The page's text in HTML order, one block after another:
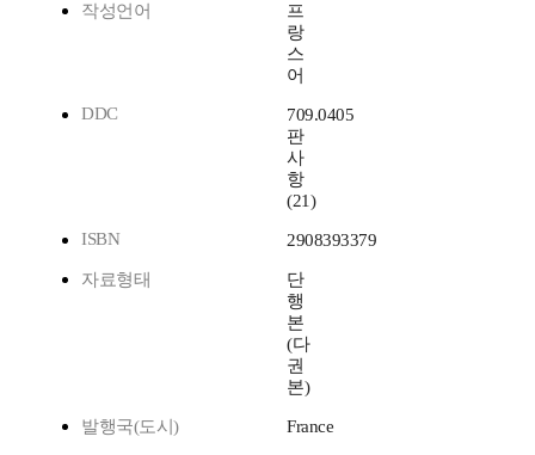
작성언어
프
랑
스
어
DDC
709.0405
판
사
항
(21)
ISBN
2908393379
자료형태
단
행
본
(다
권
본)
발행국(도시) France